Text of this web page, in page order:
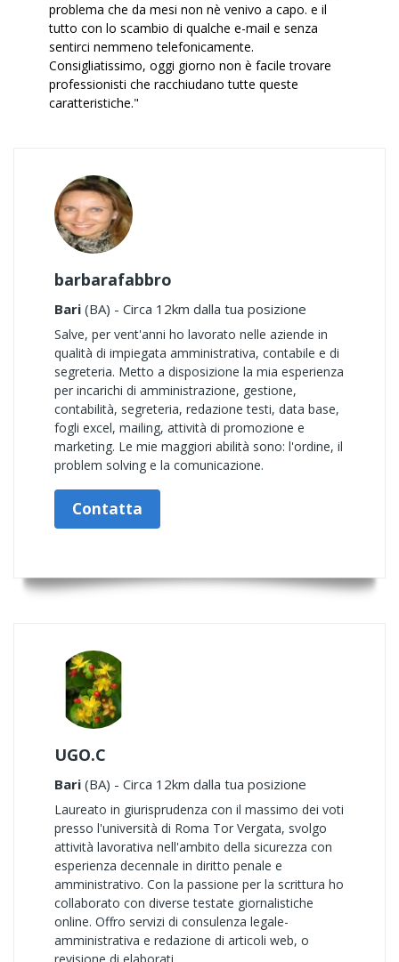
problema che da mesi non nè venivo a capo. e il
tutto con lo scambio di qualche e-mail e senza
sentirci nemmeno telefonicamente.
Consigliatissimo, oggi giorno non è facile trovare
professionisti che racchiudano tutte queste
caratteristiche."
barbarafabbro
Bari (BA) - Circa 12km dalla tua posizione
Salve, per vent'anni ho lavorato nelle aziende in
qualità di impiegata amministrativa, contabile e di
segreteria. Metto a disposizione la mia esperienza
per incarichi di amministrazione, gestione,
contabilità, segreteria, redazione testi, data base,
fogli excel, mailing, attività di promozione e
marketing. Le mie maggiori abilità sono: l'ordine, il
problem solving e la comunicazione.
Contatta
UGO.C
Bari (BA) - Circa 12km dalla tua posizione
Laureato in giurisprudenza con il massimo dei voti
presso l'università di Roma Tor Vergata, svolgo
attività lavorativa nell'ambito della sicurezza con
esperienza decennale in diritto penale e
amministrativo. Con la passione per la scrittura ho
collaborato con diverse testate giornalistiche
online. Offro servizi di consulenza legale-
amministrativa e redazione di articoli web, o